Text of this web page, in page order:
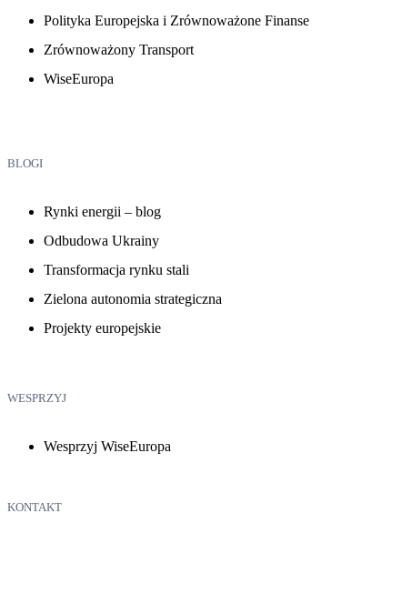
Polityka Europejska i Zrównoważone Finanse
Zrównoważony Transport
WiseEuropa
BLOGI
Rynki energii – blog
Odbudowa Ukrainy
Transformacja rynku stali
Zielona autonomia strategiczna
Projekty europejskie
WESPRZYJ
Wesprzyj WiseEuropa
KONTAKT